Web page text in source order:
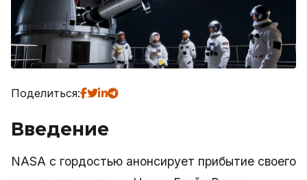
Поделиться:
Введение
NASA с гордостью анонсирует прибытие своего